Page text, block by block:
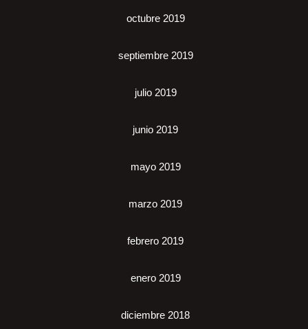
octubre 2019
septiembre 2019
julio 2019
junio 2019
mayo 2019
marzo 2019
febrero 2019
enero 2019
diciembre 2018